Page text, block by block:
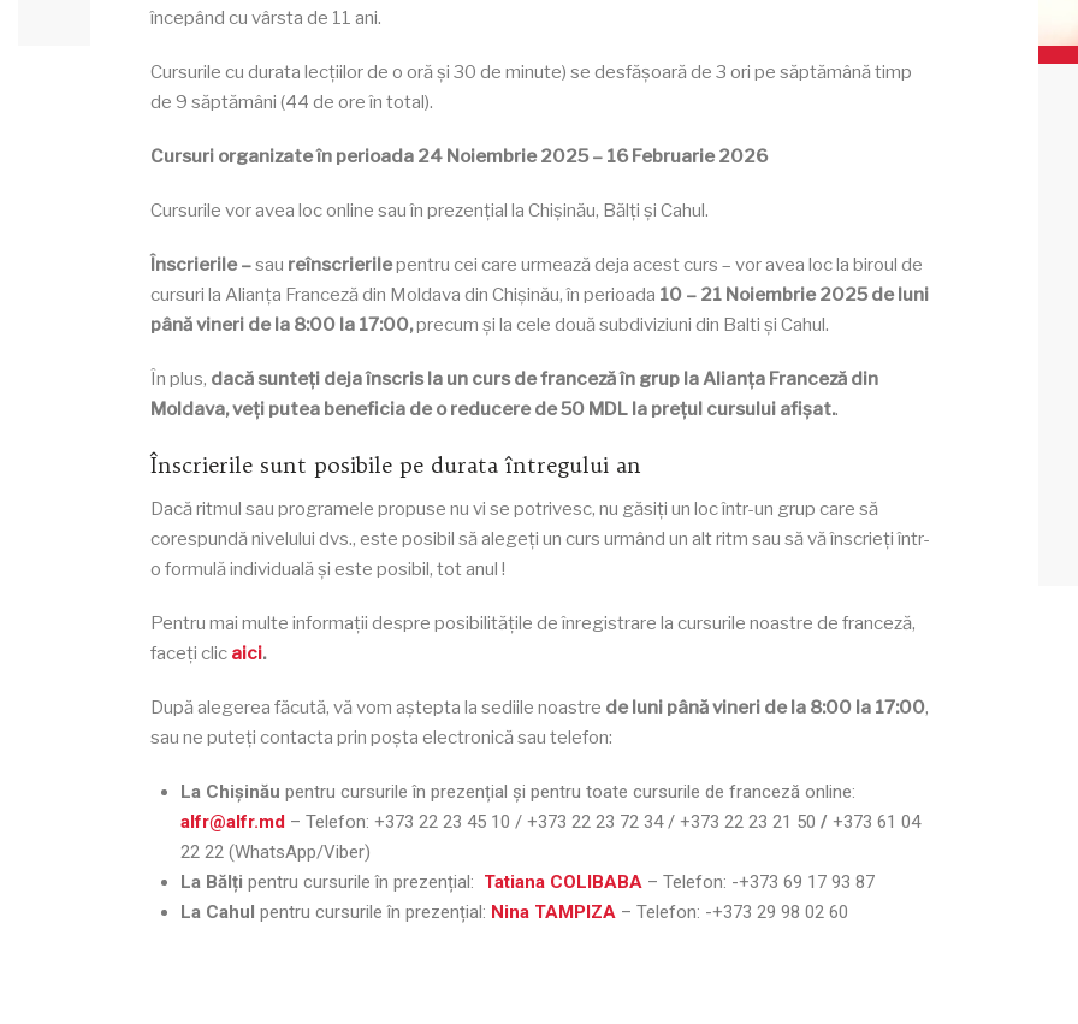
începând cu vârsta de 11 ani.
Cursurile cu durata lecțiilor de o oră și 30 de minute) se desfășoară de 3 ori pe săptămână timp
de 9 săptămâni (44 de ore în total).
Cursuri organizate în perioada 24 Noiembrie 2025 – 16 Februarie 2026
Cursurile vor avea loc online sau în prezențial la Chișinău, Bălți și Cahul.
Înscrierile –sau reînscrierilepentru cei care urmează deja acest curs – vor avea loc la biroul de
cursuri la Alianța Franceză din Moldava din Chișinău, în perioada 10 – 21 Noiembrie 2025de luni
până vineri de la 8:00 la 17:00,precum și la cele două subdiviziuni din Balti și Cahul.
În plus, dacă sunteți deja înscris la un curs de franceză în grup la Alianța Franceză din
Moldava, veți putea beneficia de o reducere de 50 MDL la prețul cursului afișat..
Înscrierile sunt posibile pe durata întregului an
Dacă ritmul sau programele propuse nu vi se potrivesc, nu găsiți un loc într-un grup care să
corespundă nivelului dvs., este posibil să alegeți un curs urmând un alt ritm sau să vă înscrieți într-
o formulă individuală și este posibil, tot anul !
Pentru mai multe informații despre posibilitățile de înregistrare la cursurile noastre de franceză,
faceți clic aici.
După alegerea făcută, vă vom aștepta la sediile noastre de luni până vineri de la 8:00 la 17:00,
sau ne puteți contacta prin poșta electronică sau telefon:
La Chișinău pentru cursurile în prezențial și pentru toate cursurile de franceză online:
alfr@alfr.md – Telefon: +373 22 23 45 10 / +373 22 23 72 34 / +373 22 23 21 50 / +373 61 04
22 22 (WhatsApp/Viber)
La Bălți pentru cursurile în prezențial: Tatiana COLIBABA – Telefon: -+373 69 17 93 87
La Cahul pentru cursurile în prezențial: Nina TAMPIZA – Telefon: -+373 29 98 02 60